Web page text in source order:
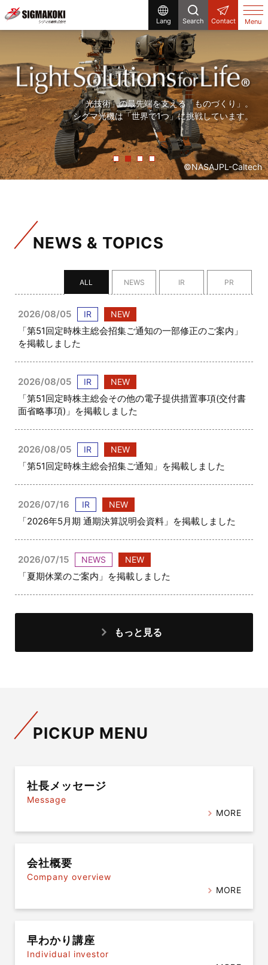
Lang Search Contact Menu
まだ世の中にないものを「光」で創る。
シグマ光機は「光」で社会に貢献しています。
「光技術」の最先端を支える「ものづくり」。
シグマ光機は「世界で1つ」に挑戦しています。
©NASAJPL-Caltech
研究開発から生産設備まで、
シグマ光機は「光」で解決する企業です。
「精度の高い製品を、より早く」。
常に「挑戦」をしていく、それが私たちシグマ光機です。
NEWS & TOPICS
ALL NEWS IR PR
2026/08/05 IR NEW
「第51回定時株主総会招集ご通知の一部修正のご案内」
を掲載しました
2026/08/05 IR NEW
「第51回定時株主総会その他の電子提供措置事項(交付書
面省略事項)」を掲載しました
2026/08/05 IR NEW
「第51回定時株主総会招集ご通知」を掲載しました
2026/07/16 IR NEW
「2026年5月期 通期決算説明会資料」を掲載しました
2026/07/15 NEWS NEW
「夏期休業のご案内」を掲載しました
もっと見る
PICKUP MENU
社長メッセージ
Message
MORE
会社概要
Company overview
MORE
早わかり講座
Individual investor